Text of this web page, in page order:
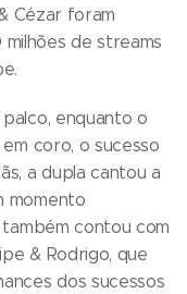
Cézar foram
de streams
enquanto o
coro, o sucesso
a dupla cantou a
momento
contou com
& Rodrigo, que
dos sucessos